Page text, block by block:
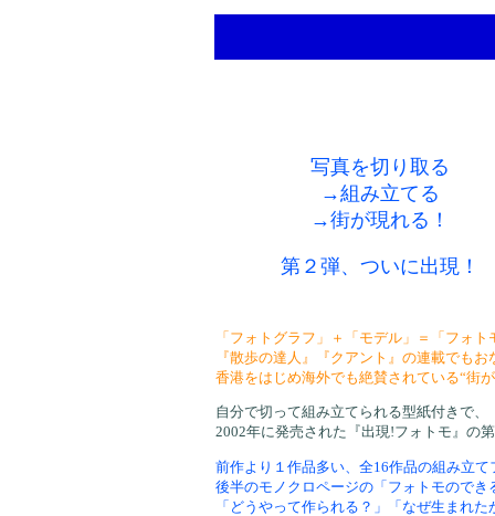
写真を切り取る
→組み立てる
→街が現れる！
第２弾、ついに出現！
「フォトグラフ」＋「モデル」＝「フォト
『散歩の達人』『クアント』の連載でもお
香港をはじめ海外でも絶賛されている“街
自分で切って組み立てられる型紙付きで、
2002年に発売された『出現!フォトモ』の
前作より１作品多い、全16作品の組み立て
後半のモノクロページの「フォトモのでき
「どうやって作られる？」「なぜ生まれた